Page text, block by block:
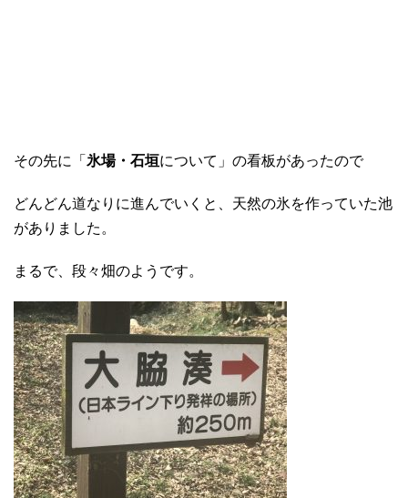
その先に「 氷場・石垣について」の看板があったので
どんどん道なりに進んでいくと、天然の氷を作っていた池
がありました。
まるで、段々畑のようです。